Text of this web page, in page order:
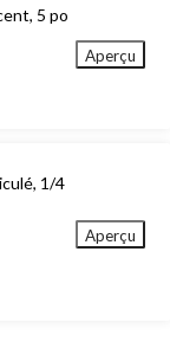
5 po
Aperçu
1/4
Aperçu